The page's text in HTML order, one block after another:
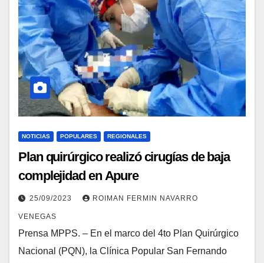
NOTICIAS POPULARES REGIONALES
Plan quirúrgico realizó cirugías de baja
complejidad en Apure
25/09/2023 ROIMAN FERMIN NAVARRO
VENEGAS
Prensa MPPS. – En el marco del 4to Plan Quirúrgico
Nacional (PQN), la Clínica Popular San Fernando